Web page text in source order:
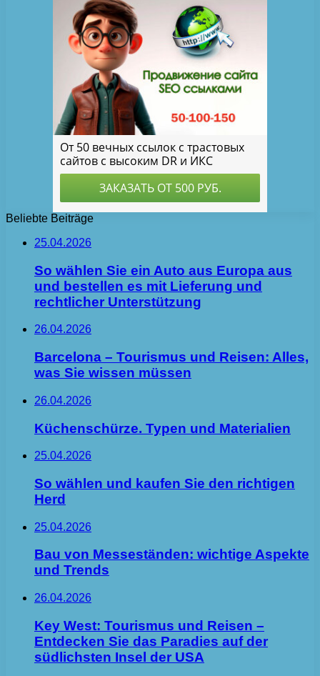
Beliebte Beiträge
25.04.2026
So wählen Sie ein Auto aus Europa aus
und bestellen es mit Lieferung und
rechtlicher Unterstützung
26.04.2026
Barcelona – Tourismus und Reisen: Alles,
was Sie wissen müssen
26.04.2026
Küchenschürze. Typen und Materialien
25.04.2026
So wählen und kaufen Sie den richtigen
Herd
25.04.2026
Bau von Messeständen: wichtige Aspekte
und Trends
26.04.2026
Key West: Tourismus und Reisen –
Entdecken Sie das Paradies auf der
südlichsten Insel der USA